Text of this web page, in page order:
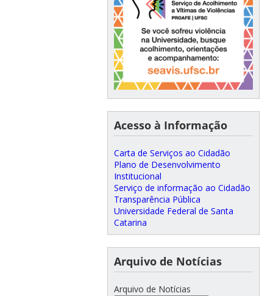
Acesso à Informação
Carta de Serviços ao Cidadão
Plano de Desenvolvimento
Institucional
Serviço de informação ao Cidadão
Transparência Pública
Universidade Federal de Santa
Catarina
Arquivo de Notícias
Arquivo de Notícias